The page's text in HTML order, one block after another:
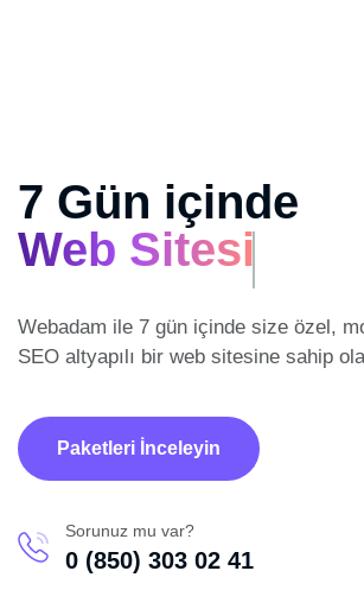
7 Gün içinde
Web Sitesi
Webadam ile 7 gün içinde size özel,
SEO altyapılı bir web sitesine sahip
Paketleri İnceleyin
Sorunuz mu var?
0 (850) 303 02 41